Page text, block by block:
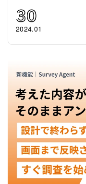
30
2024.01